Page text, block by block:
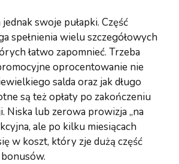
jednak swoje pułapki. Część
spełnienia wielu szczegółowych
łatwo zapomnieć. Trzeba
oprocentowanie nie
salda oraz jak długo
są też opłaty po zakończeniu
Niska lub zerowa prowizja „na
ale po kilku miesiącach
w koszt, który zje dużą część